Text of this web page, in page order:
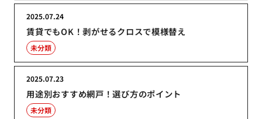
賃貸でもOK！剥がせるクロスで模様替え
2025.07.24
未分類
用途別おすすめ網戸！選び方のポイント
2025.07.23
未分類